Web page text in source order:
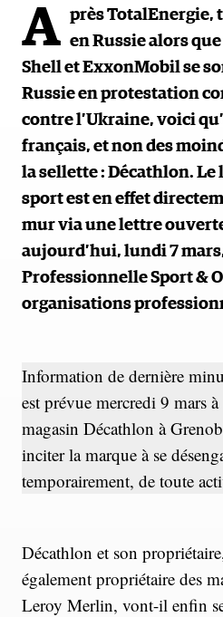
A près TotalEnergie,
en Russie alors
Shell et ExxonMobil se
Russie en protestation
contre l’Ukraine, voici
français, et non des
la sellette : Décathlon.
sport est en effet
mur via une lettre
aujourd’hui, lundi 7
Professionnelle Sport &
organisations
Information de dernière
est prévue mercredi 9 mars
magasin Décathlon à
inciter la marque à se
temporairement, de toute
Décathlon et son
également propriétaire des
Leroy Merlin, vont-il enfin